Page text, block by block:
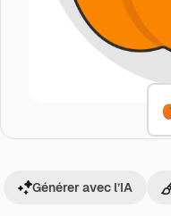
Générer avec l’IA